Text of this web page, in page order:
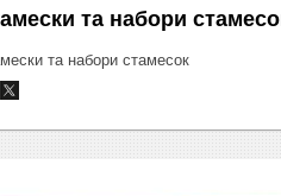
та набори
та набори стамесок